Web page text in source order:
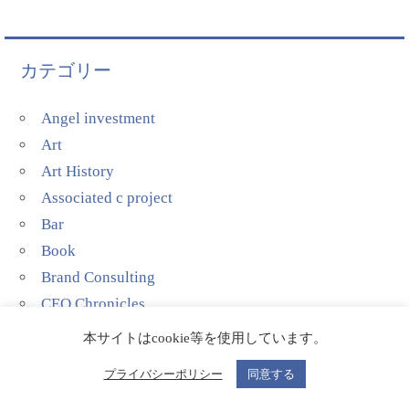
カテゴリー
Angel investment
Art
Art History
Associated c project
Bar
Book
Brand Consulting
CEO Chronicles
Fund Raising
本サイトはcookie等を使用しています。
プライバシーポリシー 同意する